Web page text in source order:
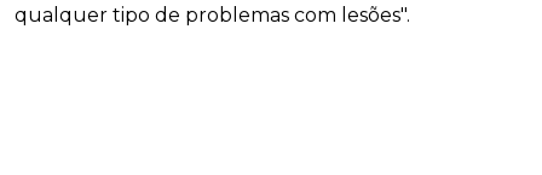
qualquer tipo de problemas com lesões".